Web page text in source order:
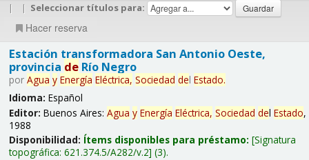
| | Seleccionar títulos para:
Hacer reserva
Estación transformadora San Antonio Oeste,
provincia deRío Negro
por Agua y Energía Eléctrica, Sociedad del Estado.
Idioma: Español
Editor: Buenos Aires: Agua y Energía Eléctrica, Sociedad del Estado,
1988
Disponibilidad: Ítems disponibles para préstamo: Signatura
topográfica: 621.374.5/A282/v.2 (3).